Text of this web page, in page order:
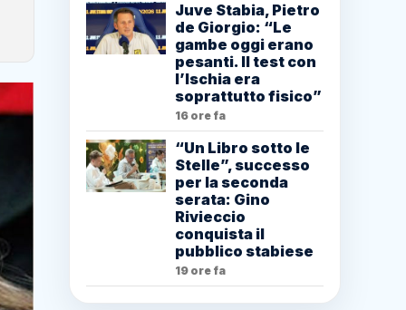
Juve Stabia, Pietro
de Giorgio: “Le
gambe oggi erano
pesanti. Il test con
l’Ischia era
soprattutto fisico”
16 ore fa
“Un Libro sotto le
Stelle”, successo
per la seconda
serata: Gino
Rivieccio
conquista il
pubblico stabiese
19 ore fa